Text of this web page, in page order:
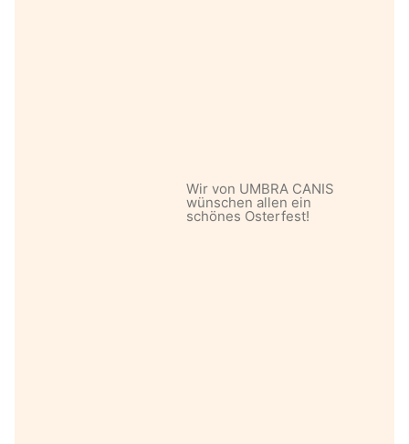
Wir von UMBRA CANIS
wünschen allen ein
schönes Osterfest!